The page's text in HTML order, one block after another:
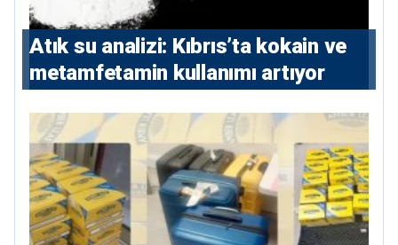
Atık su analizi: Kıbrıs’ta kokain ve
metamfetamin kullanımı artıyor